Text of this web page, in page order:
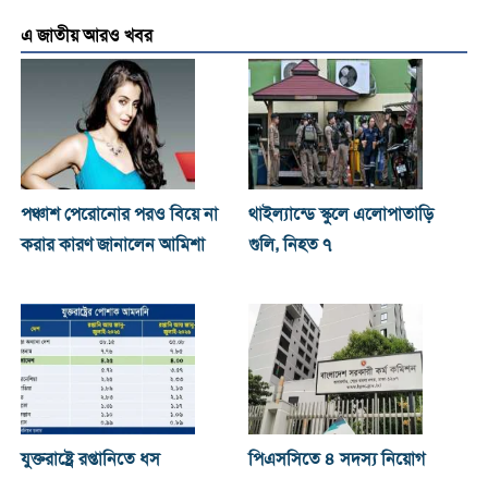
এ জাতীয় আরও খবর
পঞ্চাশ পেরোনোর পরও বিয়ে না
করার কারণ জানালেন আমিশা
থাইল্যান্ডে স্কুলে এলোপাতাড়ি
গুলি, নিহত ৭
যুক্তরাষ্ট্রে রপ্তানিতে ধস পিএসসিতে ৪ সদস্য নিয়োগ